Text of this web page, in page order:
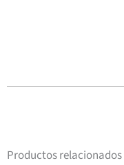
Productos relacionados